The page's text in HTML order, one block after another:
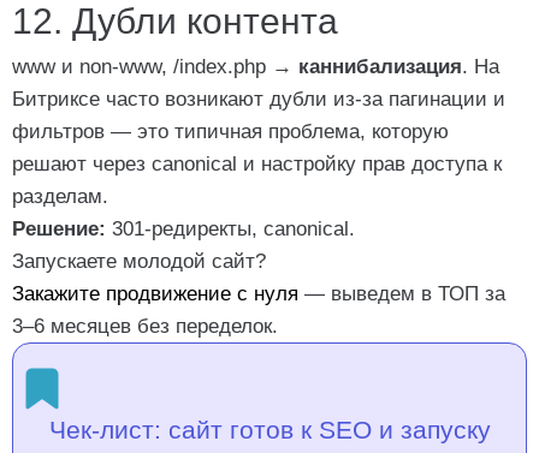
12. Дубли контента
wwwи non-www, /index.php → каннибализация. На
Битриксе часто возникают дубли из-за пагинации и
фильтров — это типичная проблема, которую
решают через canonical и настройку прав доступа к
разделам.
Решение: 301-редиректы, canonical.
Запускаете молодой сайт?
Закажите продвижение с нуля — выведем в ТОП за
3–6 месяцев без переделок.
Чек-лист: сайт готов к SEO и запуску